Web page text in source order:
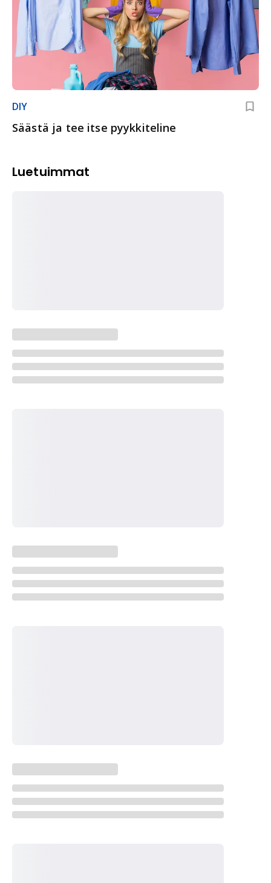
DIY
Säästä ja tee itse pyykkiteline
Luetuimmat